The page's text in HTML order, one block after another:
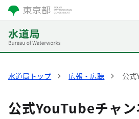
水道局トップ 広報・広聴 公式
公式YouTubeチャ